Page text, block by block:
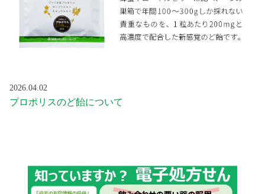
2026.04.02
プロポリスのど飴について